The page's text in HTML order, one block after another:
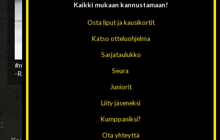
#mustatuntuusydämessä #kampparit #kampparijuniorit
-Raita-
Kaikki mukaan kannustamaan!
Osta liput ja kausikortit
Katso otteluohjelma
Sarjataulukko
Seura
Juniorit
Liity jäseneksi
Kumppaniksi?
Ota yhteyttä